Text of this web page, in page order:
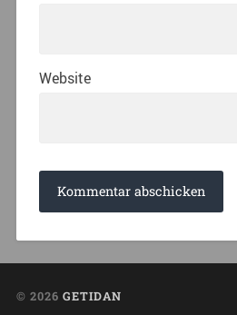
Website
© 2026 GETIDAN